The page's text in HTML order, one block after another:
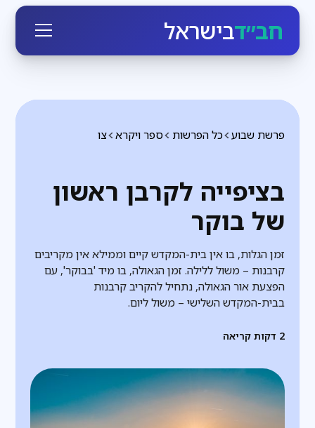
חב״דבישראל
צו ספר ויקרא כל הפרשות פרשת שבוע
בציפייה לקרבן ראשון
של בוקר
זמן הגלות, בו אין בית-המקדש קיים וממילא אין מקריבים
קרבנות – משול ללילה. זמן הגאולה, בו מיד 'בבוקר', עם
הפצעת אור הגאולה, נתחיל להקריב קרבנות
בבית-המקדש השלישי – משול ליום.
2 דקות קריאה